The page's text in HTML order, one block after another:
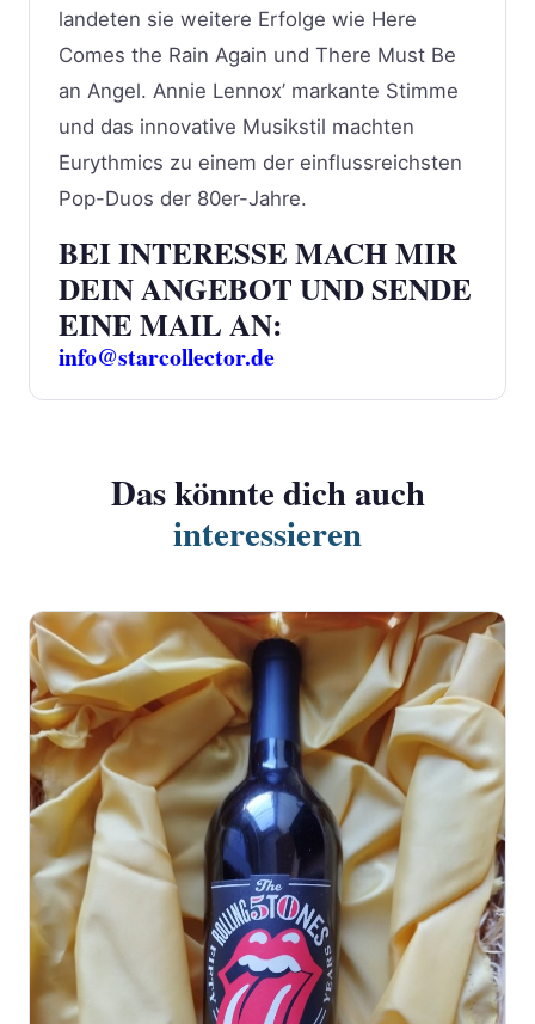
landeten sie weitere Erfolge wie Here
Comes the Rain Again und There Must Be
an Angel. Annie Lennox’ markante Stimme
und das innovative Musikstil machten
Eurythmics zu einem der einflussreichsten
Pop-Duos der 80er-Jahre.
BEI INTERESSE MACH MIR
DEIN ANGEBOT UND SENDE
EINE MAIL AN:
info@starcollector.de
Das könnte dich auch
interessieren